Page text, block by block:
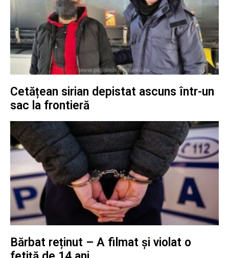
Cetățean sirian depistat ascuns într-un
sac la frontieră
Bărbat reținut – A filmat și violat o